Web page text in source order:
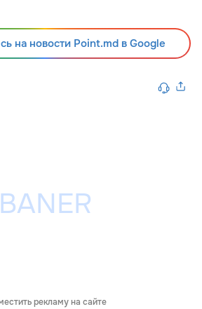
на новости Point.md в Google
рекламу на сайте